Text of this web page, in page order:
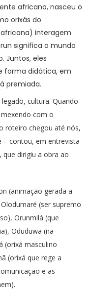
africano, nasceu o
orixás do
interagem
significa o mundo
Juntos, eles
forma didática, em
premiada.
cultura. Quando
com o
roteiro chegou até nós,
– contou, em entrevista
que dirigiu a obra ao
(animação gerada a
(ser supremo
Orunmilá (que
Oduduwa (na
(orixá masculino
(orixá que rege a
e as